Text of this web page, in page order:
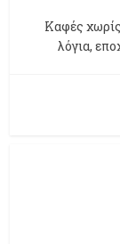
Kαφές
λόγια,